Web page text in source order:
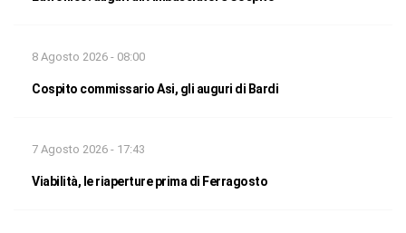
8 Agosto 2026 - 08:00
Cospito commissario Asi, gli auguri di Bardi
7 Agosto 2026 - 17:43
Viabilità, le riaperture prima di Ferragosto